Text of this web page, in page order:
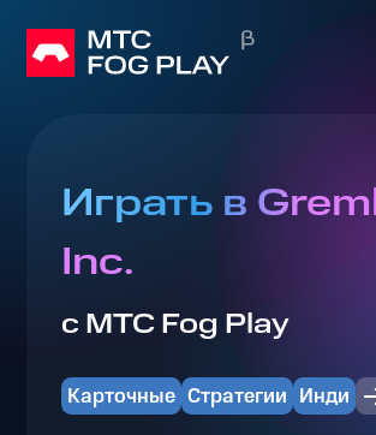
Играть в
Inc.
с МТС Fog Play
Карточные Стратегии Инди